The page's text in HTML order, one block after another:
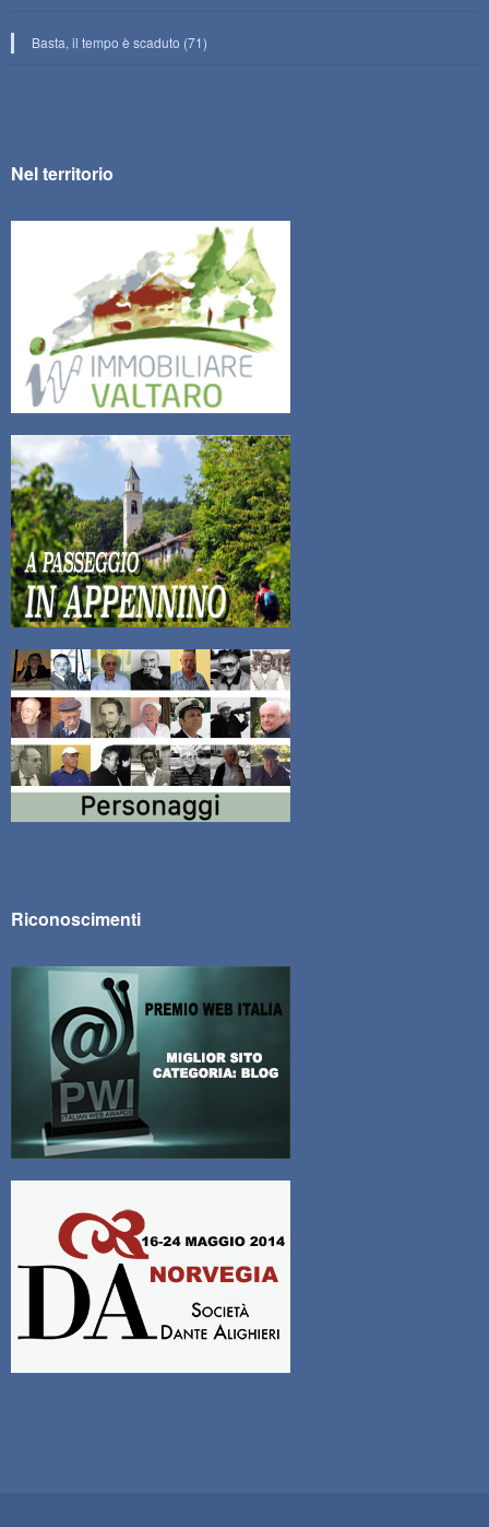
Basta, il tempo è scaduto (71)
Nel territorio
Riconoscimenti